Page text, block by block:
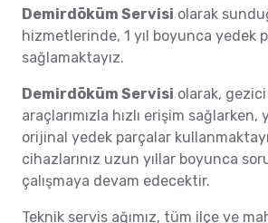
Demirdöküm Servisi olarak
hizmetlerinde, 1 yıl boyunca yedek
sağlamaktayız.
Demirdöküm Servisi olarak,
araçlarımızla hızlı erişim
orijinal yedek parçalar
cihazlarınız uzun yıllar boyunca
çalışmaya devam edecektir.
Teknik servis ağımız, tüm ilçe ve